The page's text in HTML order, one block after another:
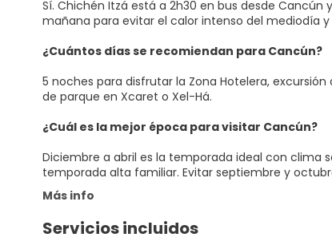
Sí. Chichén Itzá está a 2h30 en bus desde
mañana para evitar el calor intenso del mediodía
¿Cuántos días se recomiendan para Cancún?
5 noches para disfrutar la Zona Hotelera,
de parque en Xcaret o Xel-Há.
¿Cuál es la mejor época para visitar Cancún?
Diciembre a abril es la temporada ideal con clima
temporada alta familiar. Evitar septiembre y
Más info
Servicios incluidos